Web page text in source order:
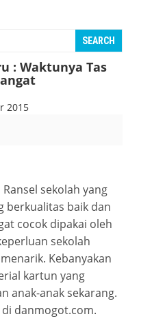
: Waktunya Tas
2015
Ransel sekolah yang
berkualitas baik dan
cocok dipakai oleh
sekolah
Kebanyakan
kartun yang
anak-anak sekarang.
danmogot.com.